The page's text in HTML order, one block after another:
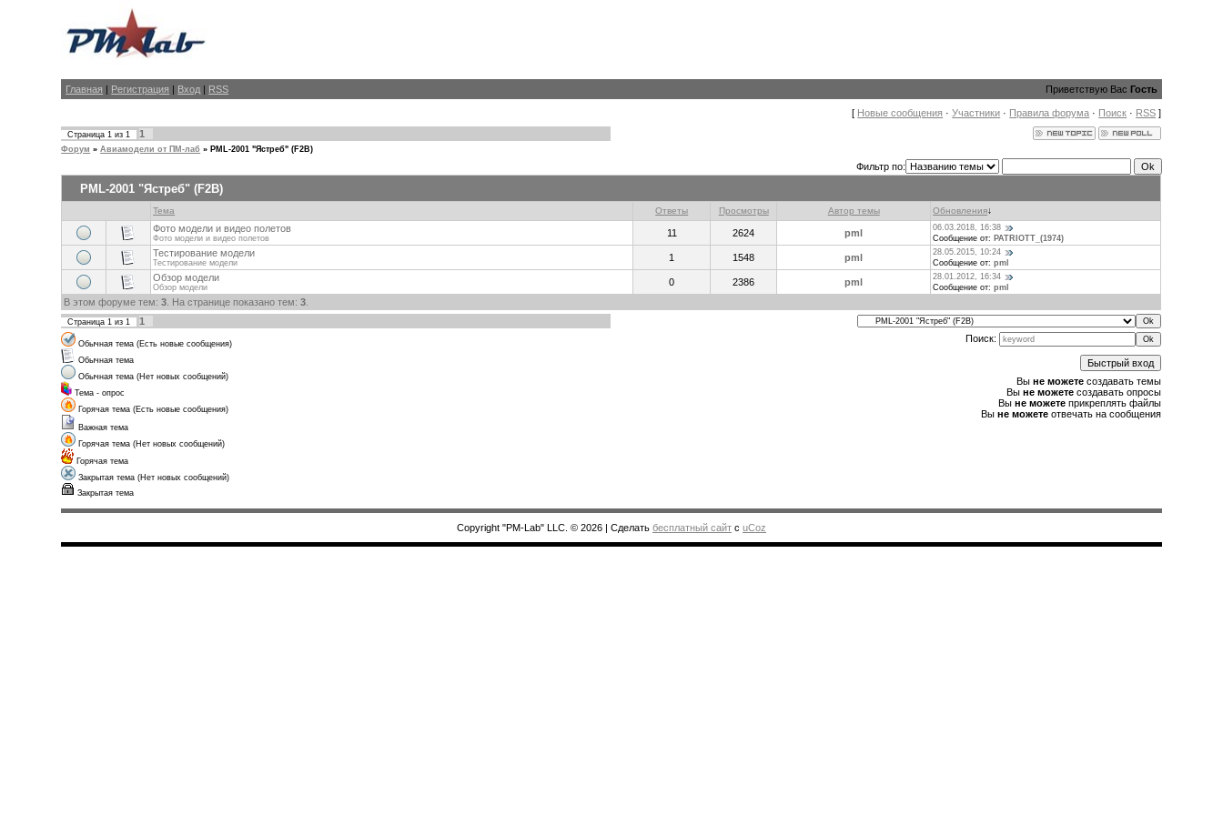
Главная | Регистрация | Вход | RSS Приветствую Вас Гость
[ Новые сообщения ·Участники · Правила форума · Поиск · RSS ]
Страница1 из1 1
Форум » Авиамодели от ПМ-лаб » PML-2001 "Ястреб" (F2B)
Фильтр по:
PML-2001 "Ястреб" (F2B)
Тема Ответы Просмотры Автор темы Обновления↓
Фото модели и видео полетов
Фото модели и видео полетов 11 2624 pml
06.03.2018, 16:38
Сообщение от: PATRIOTT_(1974)
Тестирование модели
Тестирование модели 1 1548 pml
28.05.2015, 10:24
Сообщение от:pml
Обзор модели
Обзор модели 0 2386 pml
28.01.2012, 16:34
Сообщение от:pml
В этом форуме тем:3 . На странице показано тем:3
Страница1 из1 1
Обычная тема (Есть новые сообщения)
Обычная тема
Обычная тема (Нет новых сообщений)
Тема - опрос
Горячая тема (Есть новые сообщения)
Важная тема
Горячая тема (Нет новых сообщений)
Горячая тема
Закрытая тема (Нет новых сообщений)
Закрытая тема
Поиск:
Выне можете создавать темы
Выне можете создавать опросы
Выне можете прикреплять файлы
Выне можете отвечать на сообщения
Copyright "PM-Lab" LLC. © 2026 | Сделать бесплатный сайт с uCoz